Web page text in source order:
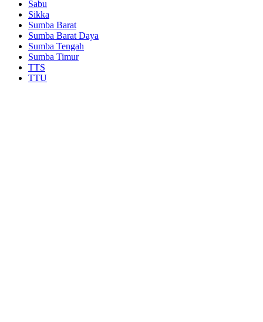
Sabu
Sikka
Sumba Barat
Sumba Barat Daya
Sumba Tengah
Sumba Timur
TTS
TTU